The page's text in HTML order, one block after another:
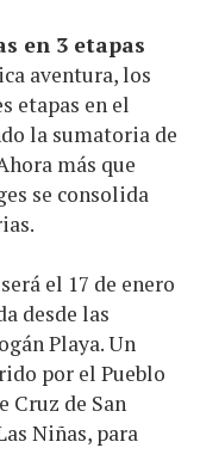
en 3 etapas
aventura, los
etapas en el
la sumatoria de
más que
se consolida
el 17 de enero
desde las
Playa. Un
por el Pueblo
Cruz de San
Niñas, para